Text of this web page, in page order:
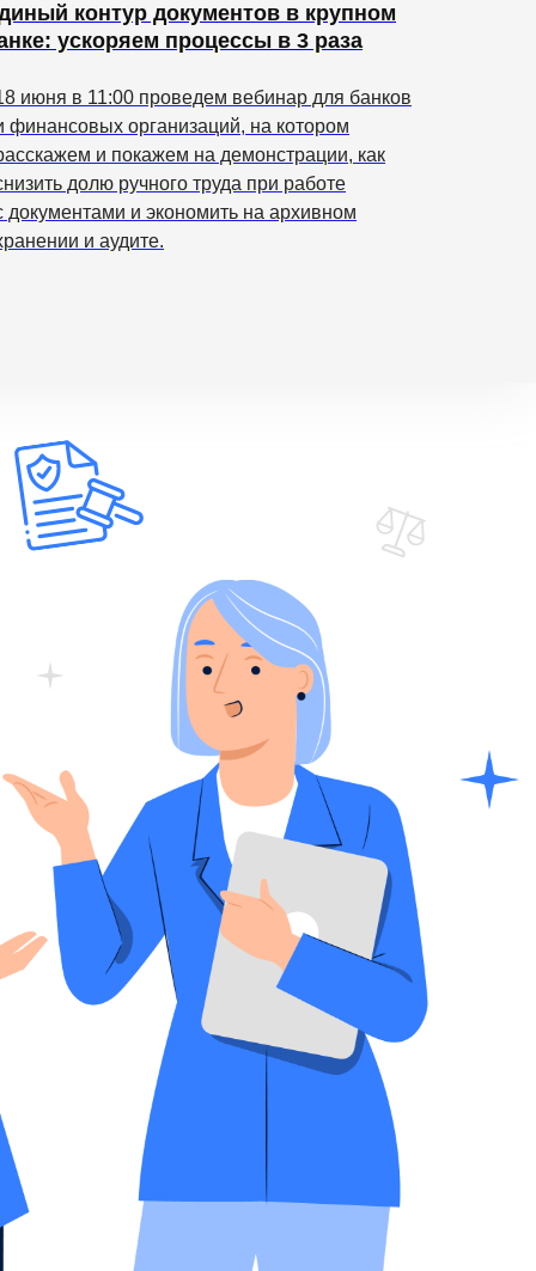
контур документов в крупном
ускоряем процессы в 3 раза
июня в 11:00 проведем вебинар для банков
финансовых организаций, на котором
и покажем на демонстрации, как
долю ручного труда при работе
документами и экономить на архивном
и аудите.